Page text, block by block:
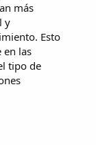
más
y
Esto
en las
tipo de